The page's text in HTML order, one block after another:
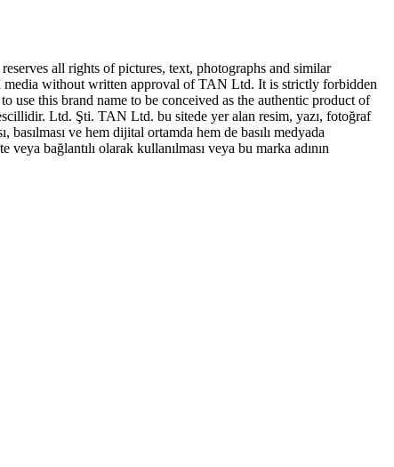
all rights of pictures, text, photographs and similar
media without written approval of TAN Ltd. It is strictly forbidden
this brand name to be conceived as the authentic product of
Ltd. Şti. TAN Ltd. bu sitede yer alan resim, yazı, fotoğraf
basılması ve hem dijital ortamda hem de basılı medyada
bağlantılı olarak kullanılması veya bu marka adının